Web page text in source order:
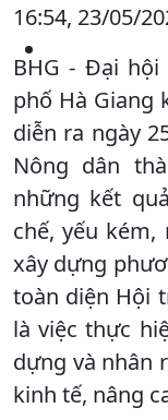
16:54, 23/05/
BHG - Đại
phố Hà Giang
diễn ra ngày
Nông dân
những kết
chế, yếu
xây dựng
toàn diện Hội
là việc thực
dựng và nhân
kinh tế, nâng